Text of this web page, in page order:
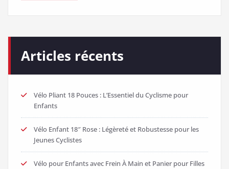
Articles récents
Vélo Pliant 18 Pouces : L’Essentiel du Cyclisme pour
Enfants
Vélo Enfant 18″ Rose : Légèreté et Robustesse pour les
Jeunes Cyclistes
Vélo pour Enfants avec Frein À Main et Panier pour Filles